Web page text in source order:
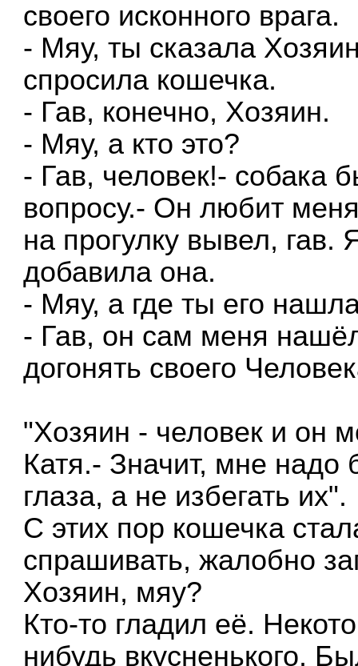
своего исконного врага.
- Мяу, ты сказала
спросила кошечка.
- Гав, конечно, Хозяин.
- Мяу, а кто это?
- Гав, человек!- собака
вопросу.- Он любит
на прогулку вывел,
добавила она.
- Мяу, а где ты его
- Гав, он сам меня
догонять своего
"Хозяин - человек и он
Катя.- Значит, мне
глаза, а не избегать их".
С этих пор кошечка
спрашивать, жалобно
Хозяин, мяу?
Кто-то гладил её.
нибудь вкусненького.